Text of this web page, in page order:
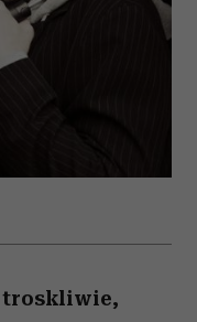
troskliwie,